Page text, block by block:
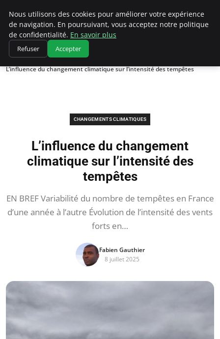
Climatedebtagents
Accueil
Changements climatiques
L’influence du changement climatique sur l’intensité des tempêtes
CHANGEMENTS CLIMATIQUES
L’influence du changement
climatique sur l’intensité des
tempêtes
EN BREF Variabilité du nombre de tempêtes en France
d’une année à l’autre Évolution de l’intensité des vents
forts en…
Fabien Gauthier
8 juillet 2025
Nous utilisons des cookies pour améliorer votre expérience
de navigation. En poursuivant, vous acceptez notre politique
de confidentialité. En savoir plus
Refuser Accepter